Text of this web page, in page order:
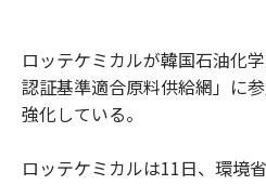
ロッテケミカルが韓国石油化
認証基準適合原料供給網」に
強化している。
ロッテケミカルは11日、環境